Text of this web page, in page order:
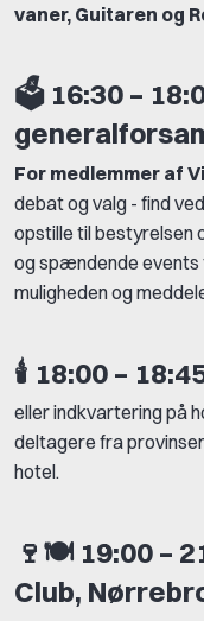
vaner, Guitaren og
🗳️ 16:30 –
For medlemmer af
debat og valg - find
opstille til bestyrelsen
og spændende events
muligheden og
🕯️ 18:00 –
eller indkvartering på
deltagere fra
hotel.
🍷🍽️ 19:00 –
Club,